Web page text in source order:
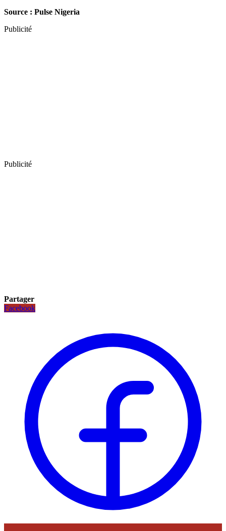
Source : Pulse Nigeria
Publicité
Publicité
Partager
Facebook